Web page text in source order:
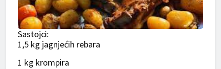
Sastojci:
1,5 kg jagnjećih rebara
1 kg krompira